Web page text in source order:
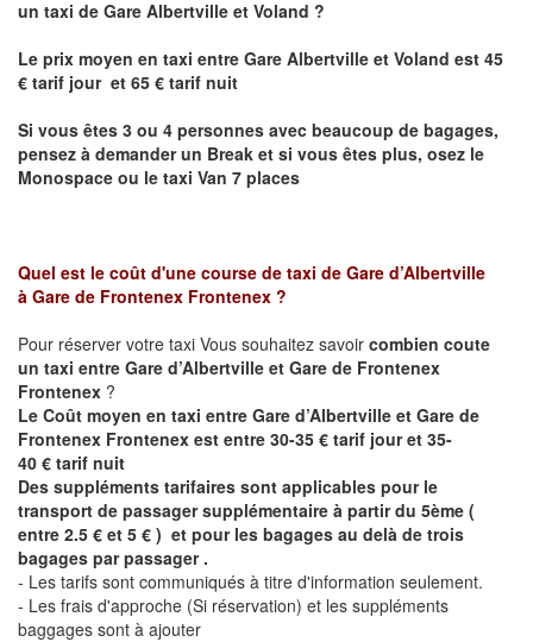
un taxi de Gare Albertville et Voland ?
Le prix moyen en taxi entre Gare Albertville et Voland est 45
€ tarif jour et 65 € tarif nuit
Si vous êtes 3 ou 4 personnes avec beaucoup de bagages,
pensez à demander un Break et si vous êtes plus, osez le
Monospace ou le taxi Van 7 places
Quel est le coût d'une course de taxi de Gare d’Albertville
à Gare de Frontenex Frontenex ?
Pour réserver votre taxi Vous souhaitez savoir combien coute
un taxi entre Gare d’Albertville et Gare de Frontenex
Frontenex ?
Le Coût moyen en taxi entre Gare d’Albertville et Gare de
Frontenex Frontenex est entre 30-35 € tarif jour et 35-
40 € tarif nuit
Des suppléments tarifaires sont applicables pour le
transport de passager supplémentaire à partir du 5ème (
entre 2.5 € et 5 € ) et pour les bagages au delà de trois
bagages par passager .
- Les tarifs sont communiqués à titre d'information seulement.
- Les frais d'approche (Si réservation) et les suppléments
baggages sont à ajouter